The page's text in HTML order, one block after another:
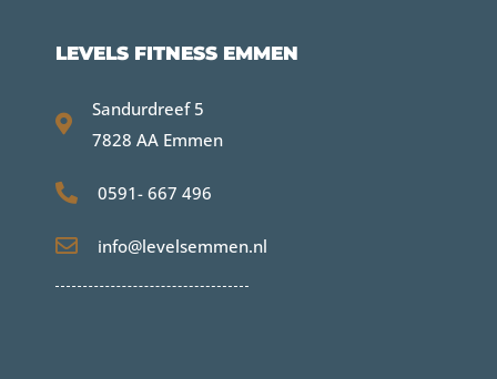
LEVELS FITNESS EMMEN
Sandurdreef 5
7828 AA Emmen
0591- 667 496
info@levelsemmen.nl